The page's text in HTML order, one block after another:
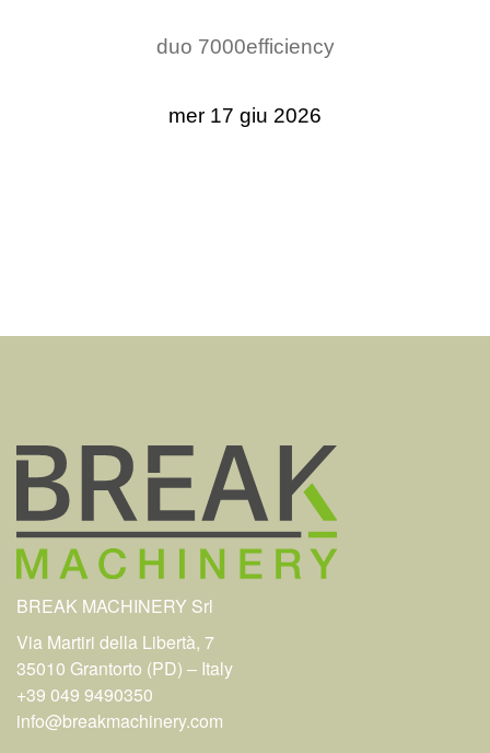
duo 7000efficiency
mer 17 giu 2026
BREAK MACHINERY Srl
Via Martiri della Libertà, 7
35010 Grantorto (PD) – Italy
+39 049 9490350
info@breakmachinery.com